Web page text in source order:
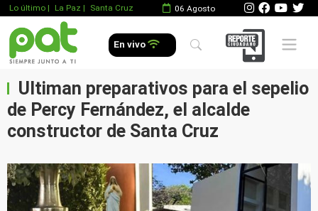
Lo último | La Paz | Santa Cruz 06 Agosto
En vivo Mobile
Ultiman preparativos para el sepelio
de Percy Fernández, el alcalde
constructor de Santa Cruz